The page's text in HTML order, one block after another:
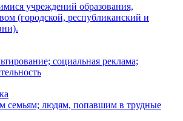
учреждений образования,
(городской, республиканский и
социальная реклама;
семьям; людям, попавшим в трудные